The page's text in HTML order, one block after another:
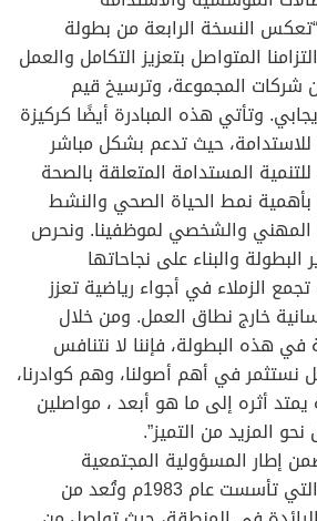
النسخة الرابعة من بطولة
المتواصل بتعزيز التكامل والعمل
شركات المجموعة، وترسيخ قيم
وتأتي هذه المبادرة أيضًا كركيزة
حيث تدعم بشكل مباشر
المستدامة المتعلقة بالصحة
بأهمية نمط الحياة الصحي والنشط
والشخصي لموظفينا. ونحرص
والبناء على نجاحاتها
الزملاء في أجواء رياضية تعزز
خارج نطاق العمل. ومن خلال
هذه البطولة، فإننا لا نتنافس
نستثمر في أهم أصولنا، وهم كوادرنا،
يمتد أثره إلى ما هو أبعد ، مواصلين
المزيد من التميز”.
إطار المسؤولية المجتمعية
لمجموعة أومينفست، التي تأسست عام 1983م وتُعد من